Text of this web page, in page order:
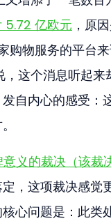
5.72 亿欧元 ，原
物服务的平台
这个消息听起来
自内心的感受：
义的裁决（该
，这项裁决感觉
心问题是：此类